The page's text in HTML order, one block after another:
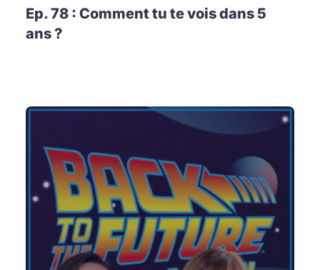
Ep. 78 : Comment tu te vois dans 5
ans ?